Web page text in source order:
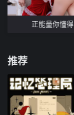
正能量你懂得
推荐